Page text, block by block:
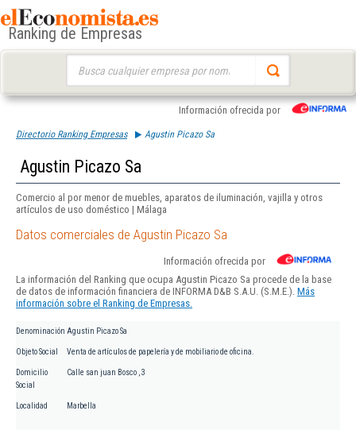
Ranking de Empresas
Información ofrecida por
Directorio Ranking Empresas Agustin Picazo Sa
Agustin Picazo Sa
Comercio al por menor de muebles, aparatos de iluminación, vajilla y otros
artículos de uso doméstico | Málaga
Datos comerciales de Agustin Picazo Sa
Información ofrecida por
La información del Ranking que ocupa Agustin Picazo Sa procede de la base
de datos de información financiera de INFORMA D&B S.A.U. (S.M.E.). Más
información sobre el Ranking de Empresas.
Denominación Agustin Picazo Sa
Objeto Social Venta de artículos de papelería y de mobiliario de oficina.
Domicilio
Social
Calle san juan Bosco , 3
Localidad Marbella